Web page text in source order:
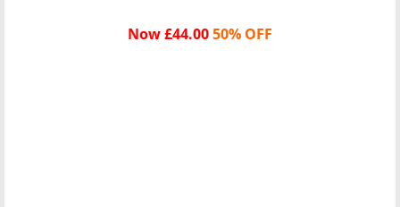
Now £44.0050% OFF